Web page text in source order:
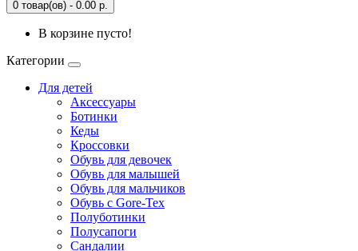
0 товар(ов) - 0.00 р.
В корзине пусто!
Категории
Для детей
Аксессуары
Ботинки
Кеды
Кроссовки
Обувь для девочек
Обувь для малышей
Обувь для мальчиков
Обувь с Gore-Tex
Полуботинки
Полусапоги
Сандалии